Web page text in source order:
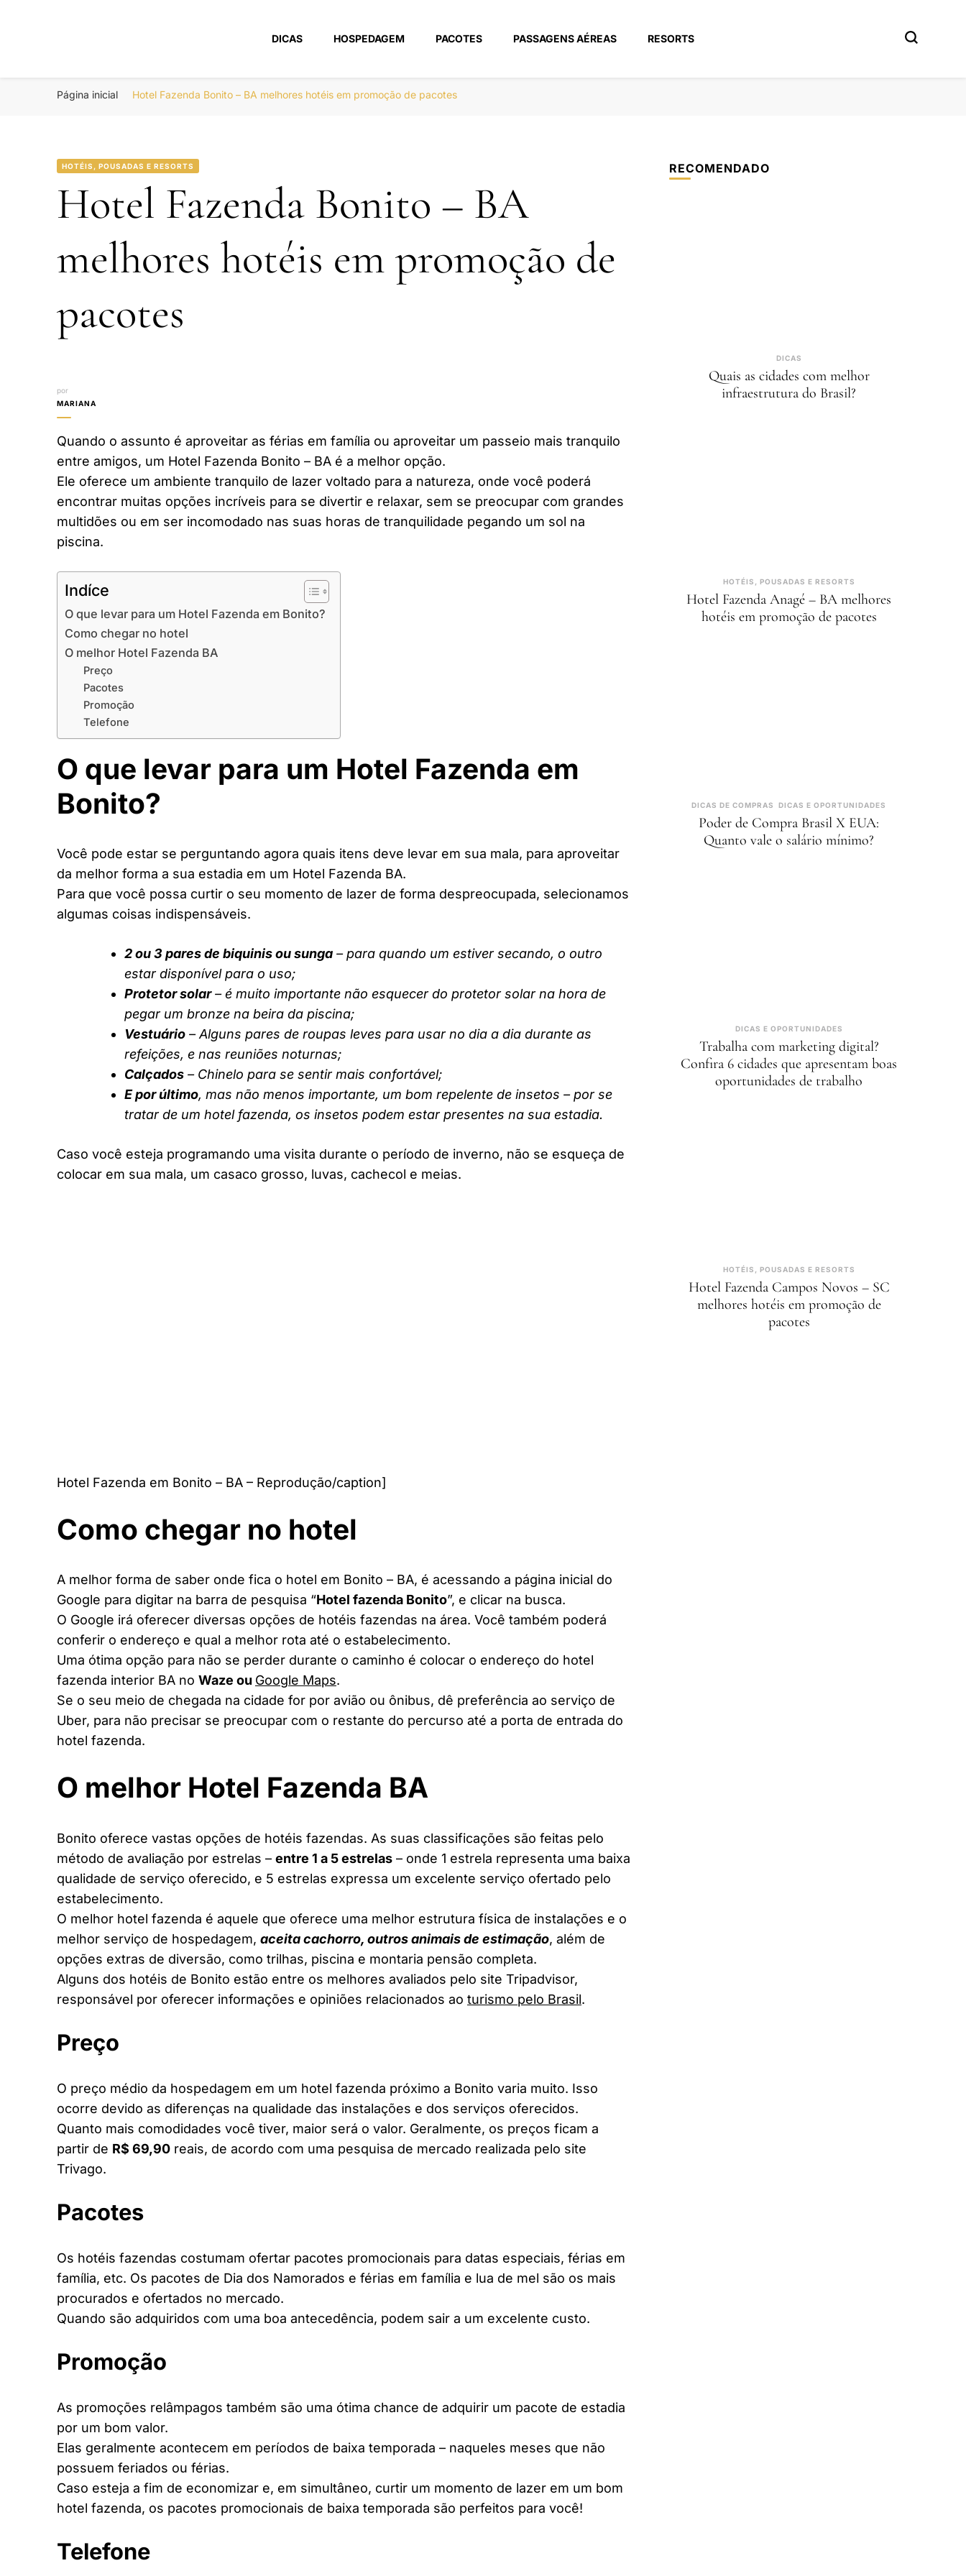
Portal Boa Viagem
DICAS HOSPEDAGEM PACOTES PASSAGENS AÉREAS RESORTS
Página inicial Hotel Fazenda Bonito – BA melhores hotéis em promoção de pacotes
HOTÉIS, POUSADAS E RESORTS
Hotel Fazenda Bonito – BA
melhores hotéis em promoção de
pacotes
por
MARIANA
Quando o assunto é aproveitar as férias em família ou aproveitar um passeio mais tranquilo
entre amigos, um Hotel Fazenda Bonito – BA é a melhor opção.
Ele oferece um ambiente tranquilo de lazer voltado para a natureza, onde você poderá
encontrar muitas opções incríveis para se divertir e relaxar, sem se preocupar com grandes
multidões ou em ser incomodado nas suas horas de tranquilidade pegando um sol na
piscina.
Indíce
O que levar para um Hotel Fazenda em Bonito?
Como chegar no hotel
O melhor Hotel Fazenda BA
Preço
Pacotes
Promoção
Telefone
O que levar para um Hotel Fazenda em
Bonito?
Você pode estar se perguntando agora quais itens deve levar em sua mala, para aproveitar
da melhor forma a sua estadia em um Hotel Fazenda BA.
Para que você possa curtir o seu momento de lazer de forma despreocupada, selecionamos
algumas coisas indispensáveis.
2 ou 3 pares de biquinis ou sunga – para quando um estiver secando, o outro
estar disponível para o uso;
Protetor solar– é muito importante não esquecer do protetor solar na hora de
pegar um bronze na beira da piscina;
Vestuário – Alguns pares de roupas leves para usar no dia a dia durante as
refeições, e nas reuniões noturnas;
Calçados – Chinelo para se sentir mais confortável;
E por último, mas não menos importante, um bom repelente de insetos – por se
tratar de um hotel fazenda, os insetos podem estar presentes na sua estadia.
Caso você esteja programando uma visita durante o período de inverno, não se esqueça de
colocar em sua mala, um casaco grosso, luvas, cachecol e meias.
Hotel Fazenda em Bonito – BA – Reprodução/caption]
Como chegar no hotel
A melhor forma de saber onde fica o hotel em Bonito – BA, é acessando a página inicial do
Google para digitar na barra de pesquisa “Hotel fazenda Bonito”, e clicar na busca.
O Google irá oferecer diversas opções de hotéis fazendas na área. Você também poderá
conferir o endereço e qual a melhor rota até o estabelecimento.
Uma ótima opção para não se perder durante o caminho é colocar o endereço do hotel
fazenda interior BA no Waze ou Google Maps.
Se o seu meio de chegada na cidade for por avião ou ônibus, dê preferência ao serviço de
Uber, para não precisar se preocupar com o restante do percurso até a porta de entrada do
hotel fazenda.
O melhor Hotel Fazenda BA
Bonito oferece vastas opções de hotéis fazendas. As suas classificações são feitas pelo
método de avaliação por estrelas – entre 1 a 5 estrelas – onde 1 estrela representa uma baixa
qualidade de serviço oferecido, e 5 estrelas expressa um excelente serviço ofertado pelo
estabelecimento.
O melhor hotel fazenda é aquele que oferece uma melhor estrutura física de instalações e o
melhor serviço de hospedagem, aceita cachorro, outros animais de estimação, além de
opções extras de diversão, como trilhas, piscina e montaria pensão completa.
Alguns dos hotéis de Bonito estão entre os melhores avaliados pelo site Tripadvisor,
responsável por oferecer informações e opiniões relacionados ao turismo pelo Brasil.
Preço
O preço médio da hospedagem em um hotel fazenda próximo a Bonito varia muito. Isso
ocorre devido as diferenças na qualidade das instalações e dos serviços oferecidos.
Quanto mais comodidades você tiver, maior será o valor. Geralmente, os preços ficam a
partir de R$ 69,90 reais, de acordo com uma pesquisa de mercado realizada pelo site
Trivago.
Pacotes
Os hotéis fazendas costumam ofertar pacotes promocionais para datas especiais, férias em
família, etc. Os pacotes de Dia dos Namorados e férias em família e lua de mel são os mais
procurados e ofertados no mercado.
Quando são adquiridos com uma boa antecedência, podem sair a um excelente custo.
Promoção
As promoções relâmpagos também são uma ótima chance de adquirir um pacote de estadia
por um bom valor.
Elas geralmente acontecem em períodos de baixa temporada – naqueles meses que não
possuem feriados ou férias.
Caso esteja a fim de economizar e, em simultâneo, curtir um momento de lazer em um bom
hotel fazenda, os pacotes promocionais de baixa temporada são perfeitos para você!
Telefone
RECOMENDADO
DICAS
Quais as cidades com melhor
infraestrutura do Brasil?
HOTÉIS, POUSADAS E RESORTS
Hotel Fazenda Anagé – BA melhores
hotéis em promoção de pacotes
DICAS DE COMPRAS DICAS E OPORTUNIDADES
Poder de Compra Brasil X EUA:
Quanto vale o salário mínimo?
DICAS E OPORTUNIDADES
Trabalha com marketing digital?
Confira 6 cidades que apresentam boas
oportunidades de trabalho
HOTÉIS, POUSADAS E RESORTS
Hotel Fazenda Campos Novos – SC
melhores hotéis em promoção de
pacotes